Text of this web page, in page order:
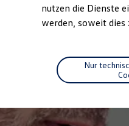
nutzen die Dienste
werden, soweit
Nur